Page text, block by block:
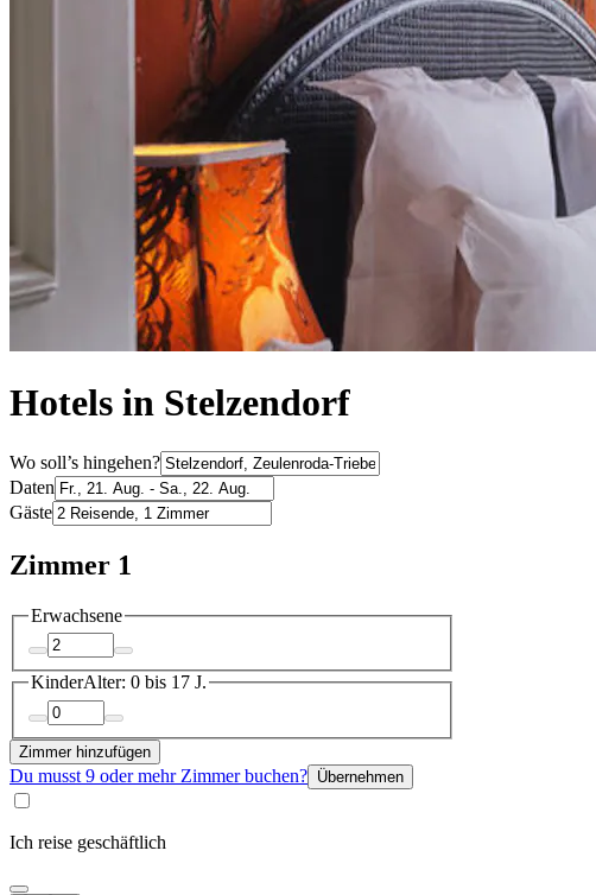
Hotels in Stelzendorf
Wo soll’s hingehen?
Daten
Gäste
Zimmer 1
Erwachsene
KinderAlter: 0 bis 17 J.
Zimmer hinzufügen
Du musst 9 oder mehr Zimmer buchen? Übernehmen
Ich reise geschäftlich